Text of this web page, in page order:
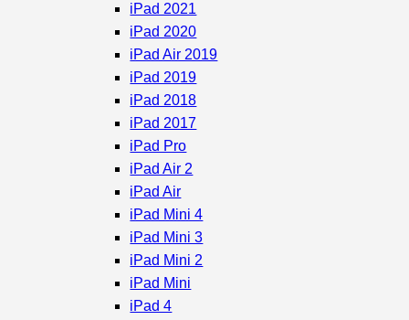
iPad 2021
iPad 2020
iPad Air 2019
iPad 2019
iPad 2018
iPad 2017
iPad Pro
iPad Air 2
iPad Air
iPad Mini 4
iPad Mini 3
iPad Mini 2
iPad Mini
iPad 4